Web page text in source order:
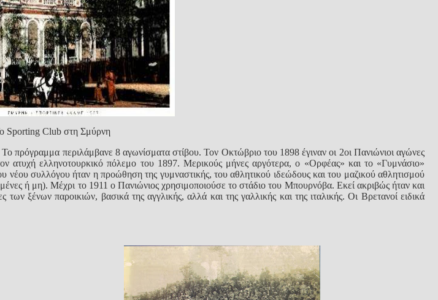
Sporting Club στη Σμύρνη
πρόγραμμα περιλάμβανε 8 αγωνίσματα στίβου. Τον Οκτώβριο του 1898 έγιναν οι 2οι Πανιώνιοι αγώνες
ατυχή ελληνοτουρκικό πόλεμο του 1897. Μερικούς μήνες αργότερα, ο «Ορφέας» και το «Γυμνάσιο»
συλλόγου ήταν η προώθηση της γυμναστικής, του αθλητικού ιδεώδους και του μαζικού αθλητισμού
ή μη). Μέχρι το 1911 ο Πανιώνιος χρησιμοποιούσε το στάδιο του Μπουρνόβα. Εκεί ακριβώς ήταν και
ξένων παροικιών, βασικά της αγγλικής, αλλά και της γαλλικής και της ιταλικής. Οι Βρετανοί ειδικά